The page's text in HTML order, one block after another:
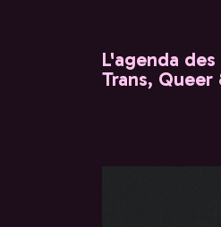
L'agenda
Trans, Queer